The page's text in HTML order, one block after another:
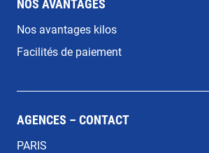
NOS AVANTAGES
Nos avantages kilos
Facilités de paiement
AGENCES – CONTACT
PARIS